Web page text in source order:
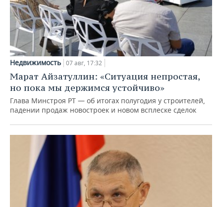
Недвижимость 07 авг, 17:32
Марат Айзатуллин: «Ситуация непростая,
но пока мы держимся устойчиво»
Глава Минстроя РТ — об итогах полугодия у строителей,
падении продаж новостроек и новом всплеске сделок